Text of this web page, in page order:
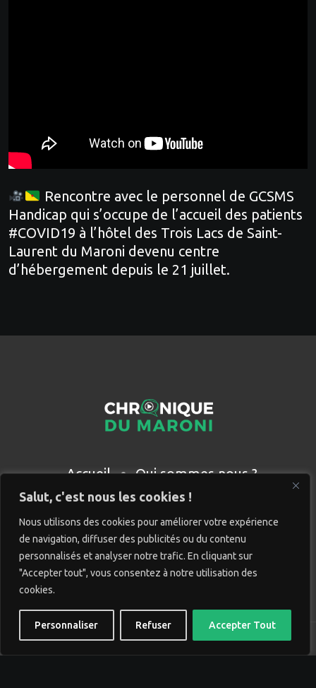
Salut, c'est nous les cookies !
Nous utilisons des cookies pour améliorer votre expérience
de navigation, diffuser des publicités ou du contenu
personnalisés et analyser notre trafic. En cliquant sur
"Accepter tout", vous consentez à notre utilisation des
cookies.
Personnaliser Refuser Accepter Tout
Rencontre avec le personnel de GCSMS
Handicap qui s’occupe de l’accueil des patients
#COVID19 à l’hôtel des Trois Lacs de Saint-
Laurent du Maroni devenu centre
d’hébergement depuis le 21 juillet.
Accueil
Qui sommes nous ?
Partenaires
Contact